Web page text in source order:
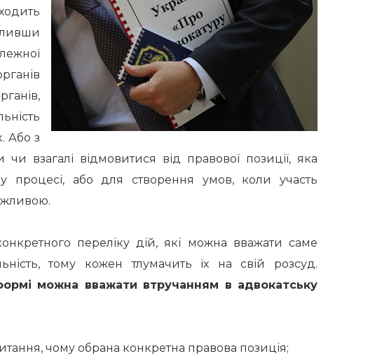
Або з
взагалі відмовитися від правової позиції, яка
процесі, або для створення умов, коли участь
переліку дій, які можна вважати саме
тому кожен тлумачить їх на свій розсуд.
можна вважати втручанням в адвокатську
чому обрана конкретна правова позиція;